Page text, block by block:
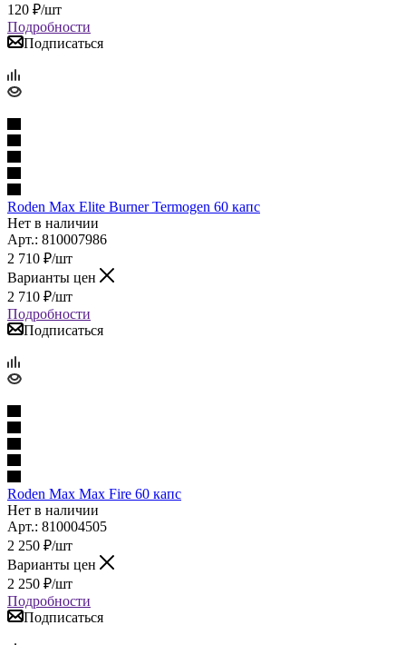
120 ₽/шт
Подробности
Подписаться
Roden Max Elite Burner Termogen 60 капс
Нет в наличии
Арт.: 810007986
2 710 ₽/шт
Варианты цен
2 710 ₽/шт
Подробности
Подписаться
Roden Max Max Fire 60 капс
Нет в наличии
Арт.: 810004505
2 250 ₽/шт
Варианты цен
2 250 ₽/шт
Подробности
Подписаться